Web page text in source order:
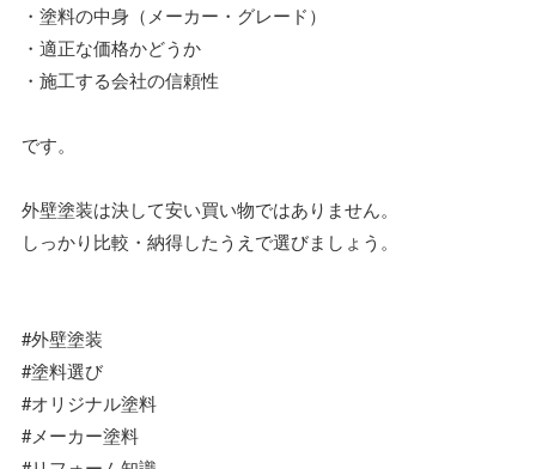
・塗料の中身（メーカー・グレード）
・適正な価格かどうか
・施工する会社の信頼性
です。
外壁塗装は決して安い買い物ではありません。
しっかり比較・納得したうえで選びましょう。
#外壁塗装
#塗料選び
#オリジナル塗料
#メーカー塗料